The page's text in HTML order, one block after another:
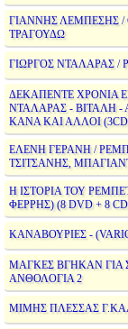
ΓΙΑΝΝΗΣ ΛΕΜΠΕΣΗΣ
ΤΡΑΓΟΥΔΩ
ΓΙΩΡΓΟΣ ΝΤΑΛΑΡΑΣ /
ΔΕΚΑΠΕΝΤΕ ΧΡΟΝΙΑ
ΝΤΑΛΑΡΑΣ - ΒΙΤΑΛΗ
ΚΑΝΑ ΚΑΙ ΑΛΛΟΙ
ΕΛΕΝΗ ΓΕΡΑΝΗ /
ΤΣΙΤΣΑΝΗΣ,
Η ΙΣΤΟΡΙΑ ΤΟΥ
ΦΕΡΡΗΣ) (8 DVD + 8
ΚΑΝΑΒΟΥΡΙΕΣ -
ΜΑΓΚΕΣ ΒΓΗΚΑΝ ΓΙΑ
ΑΝΘΟΛΟΓΙΑ 2
ΜΙΜΗΣ ΠΛΕΣΣΑΣ